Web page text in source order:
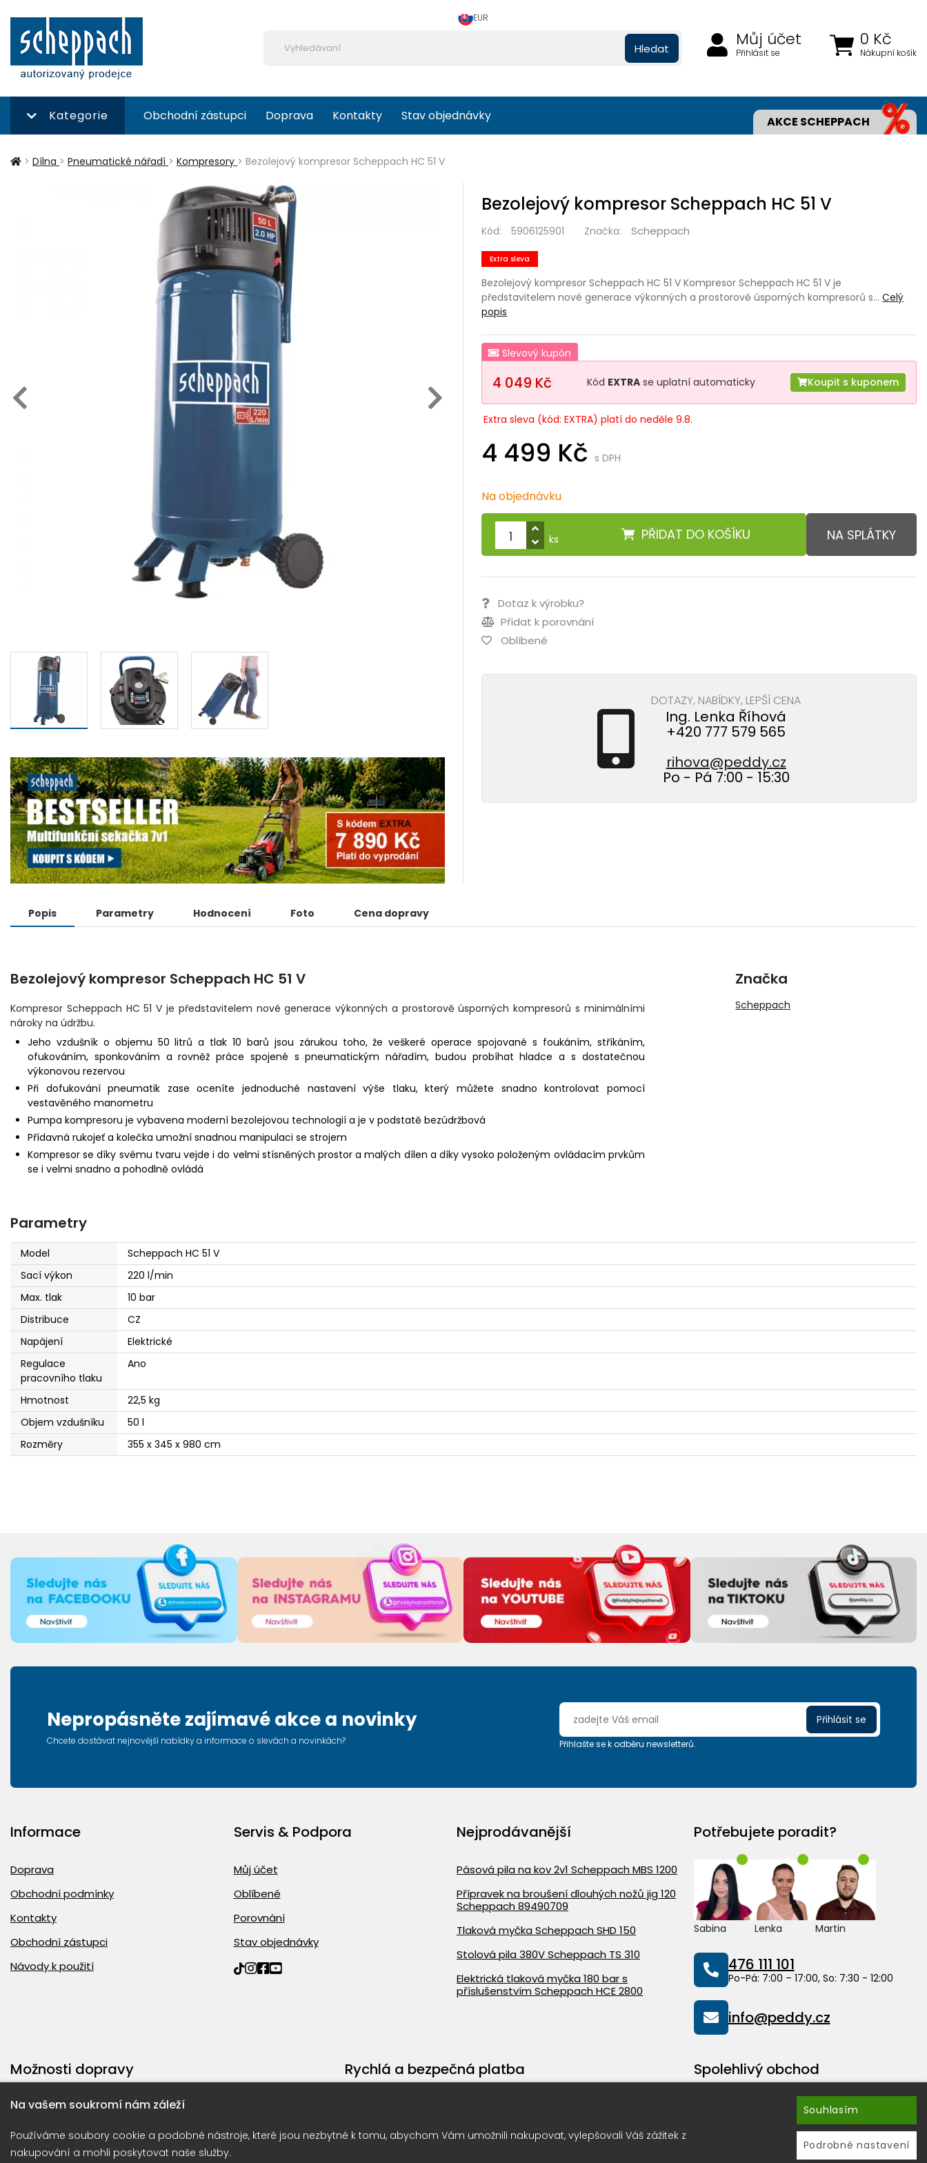
0 Kč
Nákupní košík
Můj účet
Přihlásit se
Hledat
EUR
Kategorie Obchodní zástupci Doprava Kontakty Stav objednávky AKCE SCHEPPACH
> Dílna > Pneumatické nářadí > Kompresory > Bezolejový kompresor Scheppach HC 51 V
Bezolejový kompresor Scheppach HC 51 V
Kód: 5906125901 Značka: Scheppach
Extra sleva
Bezolejový kompresor Scheppach HC 51 V Kompresor Scheppach HC 51 V je
představitelem nové generace výkonných a prostorově úsporných kompresorů s…Celý
popis
Slevový kupón
4 049 Kč Kód EXTRA se uplatní automaticky Koupit s kuponem
Extra sleva (kód: EXTRA) platí do neděle 9.8.
4 499 Kč s DPH
Na objednávku
PŘIDAT DO KOŠÍKU
ks NA SPLÁTKY
Dotaz k výrobku?
Přidat k porovnání
Oblíbené
DOTAZY, NABÍDKY, LEPŠÍ CENA
Ing. Lenka Říhová
+420 777 579 565
rihova@peddy.cz
Po - Pá 7:00 - 15:30
Popis Parametry Hodnocení Foto Cena dopravy
Bezolejový kompresor Scheppach HC 51 V
Kompresor Scheppach HC 51 V je představitelem nové generace výkonných a prostorově úsporných kompresorů s minimálními
nároky na údržbu.
Jeho vzdušník o objemu 50 litrů a tlak 10 barů jsou zárukou toho, že veškeré operace spojované s foukáním, stříkáním,
ofukováním, sponkováním a rovněž práce spojené s pneumatickým nářadím, budou probíhat hladce a s dostatečnou
výkonovou rezervou
Při dofukování pneumatik zase oceníte jednoduché nastavení výše tlaku, který můžete snadno kontrolovat pomocí
vestavěného manometru
Pumpa kompresoru je vybavena moderní bezolejovou technologií a je v podstatě bezúdržbová
Přídavná rukojeť a kolečka umožní snadnou manipulaci se strojem
Kompresor se díky svému tvaru vejde i do velmi stísněných prostor a malých dílen a díky vysoko položeným ovládacím prvkům
se i velmi snadno a pohodlně ovládá
Značka
Scheppach
Parametry
Model
Scheppach HC 51 V
Sací výkon
220 l/min
Max. tlak
10 bar
Distribuce
CZ
Napájení
Elektrické
Regulace
pracovního tlaku
Ano
Hmotnost
22,5 kg
Objem vzdušníku
50 l
Rozměry
355 x 345 x 980 cm
Nepropásněte zajímavé akce a novinky
Chcete dostávat nejnovější nabídky a informace o slevách a novinkách?
Přihlásit se
Přihlašte se k odběru newsletterů.
Informace
Doprava
Obchodní podmínky
Kontakty
Obchodní zástupci
Návody k použití
Servis & Podpora
Můj účet
Oblíbené
Porovnání
Stav objednávky
Nejprodávanější
Pásová pila na kov 2v1 Scheppach MBS 1200
Přípravek na broušení dlouhých nožů jig 120
Scheppach 89490709
Tlaková myčka Scheppach SHD 150
Stolová pila 380V Scheppach TS 310
Elektrická tlaková myčka 180 bar s
příslušenstvím Scheppach HCE 2800
Potřebujete poradit?
Sabina Lenka Martin
476 111 101
Po-Pá: 7:00 – 17:00, So: 7:30 - 12:00
info@peddy.cz
Možnosti dopravy Rychlá a bezpečná platba Spolehlivý obchod
Na vašem soukromí nám záleží
Používáme soubory cookie a podobné nástroje, které jsou nezbytné k tomu, abychom Vám umožnili nakupovat, vylepšovali Váš zážitek z
nakupování a mohli poskytovat naše služby.
Souhlasím
Podrobné nastavení